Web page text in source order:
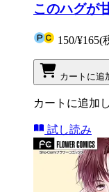
このハグが
150/¥165(
カートに追
カートに追加
試し読み